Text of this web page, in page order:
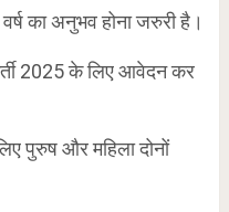
का अनुभव होना जरुरी है।
2025 के लिए आवेदन कर
पुरुष और महिला दोनों